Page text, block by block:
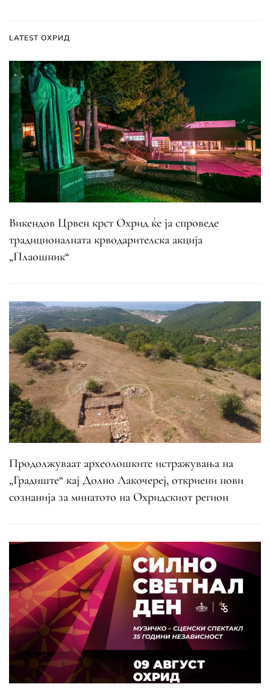
LATEST ОХРИД
Викендов Црвен крст Охрид ќе ја спроведе
традиционалната крводарителска акција
„Плаошник“
Продолжуваат археолошките истражувања на
„Градиште“ кај Долно Лакочереј, откриени нови
сознанија за минатото на Охридскиот регион